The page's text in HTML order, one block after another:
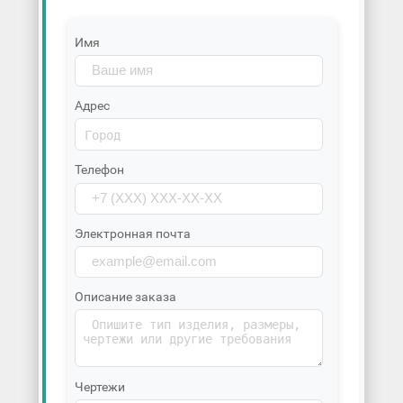
Имя
Адрес
Телефон
Электронная почта
Описание заказа
Чертежи